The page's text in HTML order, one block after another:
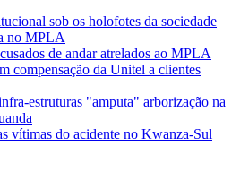
sob os holofotes da sociedade
no MPLA
de andar atrelados ao MPLA
compensação da Unitel a clientes
estruturas "amputa" arborização na
vítimas do acidente no Kwanza-Sul